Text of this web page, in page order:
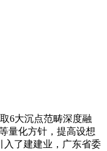
6大沉点范畴深度融
量化方针，提高设想
入了建建业，广东省委